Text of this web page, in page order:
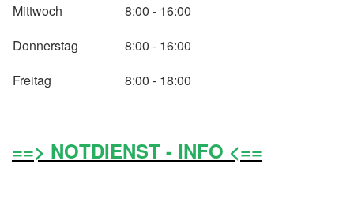
Mittwoch
8:00 - 16:00
Donnerstag
8:00 - 16:00
Freitag
8:00 - 18:00
==> NOTDIENST - INFO <==